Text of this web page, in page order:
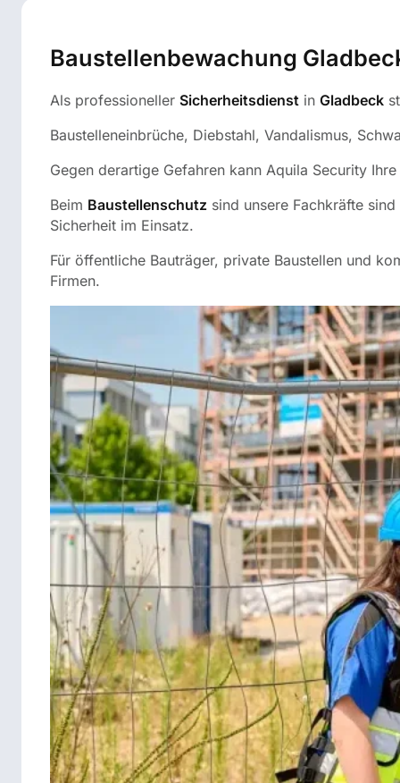
Baustellenbewachung
Als professioneller Sicherheitsdienst in Gladbeck
Baustelleneinbrüche, Diebstahl, Vandalismus,
Gegen derartige Gefahren kann Aquila Security
Beim Baustellenschutz sind unsere Fachkräfte
Sicherheit im Einsatz.
Für öffentliche Bauträger, private Baustellen und
Firmen.